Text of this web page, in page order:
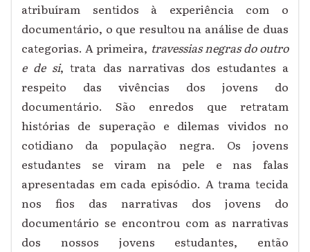
atribuíram sentidos à experiência com o
documentário, o que resultou na análise de duas
categorias. A primeira, travessias negras do outro
e de si, trata das narrativas dos estudantes a
respeito das vivências dos jovens do
documentário. São enredos que retratam
histórias de superação e dilemas vividos no
cotidiano da população negra. Os jovens
estudantes se viram na pele e nas falas
apresentadas em cada episódio. A trama tecida
nos fios das narrativas dos jovens do
documentário se encontrou com as narrativas
dos nossos jovens estudantes, então